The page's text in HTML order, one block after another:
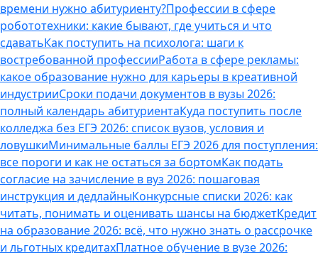
времени нужно абитуриенту?Профессии в сфере
робототехники: какие бывают, где учиться и что
сдаватьКак поступить на психолога: шаги к
востребованной профессииРабота в сфере рекламы:
какое образование нужно для карьеры в креативной
индустрииСроки подачи документов в вузы 2026:
полный календарь абитуриентаКуда поступить после
колледжа без ЕГЭ 2026: список вузов, условия и
ловушкиМинимальные баллы ЕГЭ 2026 для поступления:
все пороги и как не остаться за бортомКак подать
согласие на зачисление в вуз 2026: пошаговая
инструкция и дедлайныКонкурсные списки 2026: как
читать, понимать и оценивать шансы на бюджетКредит
на образование 2026: всё, что нужно знать о рассрочке
и льготных кредитахПлатное обучение в вузе 2026: